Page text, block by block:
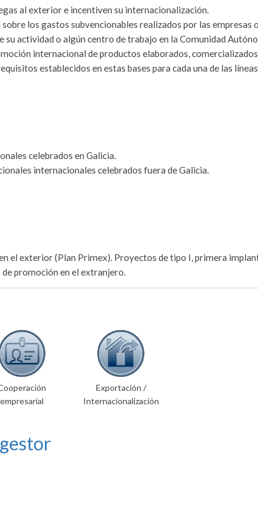
al exterior e incentiven su internacionalización.
los gastos subvencionables realizados por las empresas
actividad o algún centro de trabajo en la Comunidad
internacional de productos elaborados,
establecidos en estas bases para cada una de las
celebrados en Galicia.
internacionales celebrados fuera de Galicia.
el exterior (Plan Primex). Proyectos de tipo I, primera
promoción en el extranjero.
empresarial
Exportación /
Internacionalización